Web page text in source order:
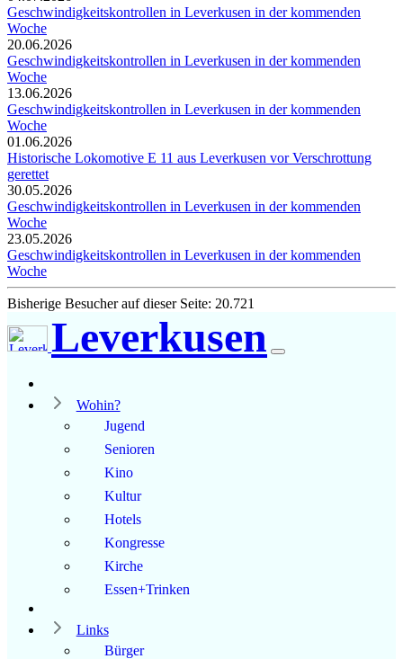
Geschwindigkeitskontrollen in Leverkusen in der kommenden
Woche
20.06.2026
Geschwindigkeitskontrollen in Leverkusen in der kommenden
Woche
13.06.2026
Geschwindigkeitskontrollen in Leverkusen in der kommenden
Woche
01.06.2026
Historische Lokomotive E 11 aus Leverkusen vor Verschrottung
gerettet
30.05.2026
Geschwindigkeitskontrollen in Leverkusen in der kommenden
Woche
23.05.2026
Geschwindigkeitskontrollen in Leverkusen in der kommenden
Woche
Bisherige Besucher auf dieser Seite: 20.721
Leverkusen
Wohin?
Jugend
Senioren
Kino
Kultur
Hotels
Kongresse
Kirche
Essen+Trinken
Links
Bürger